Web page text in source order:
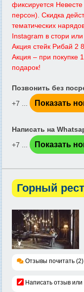
фиксируется
персон). Скидка
тематических
Instagram в стори или
Акция стейк Рибай 2
Акция – при покупке
подарок!
Позвонить без
+7 ...
Показать
Написать на
+7 ...
Показать
Горный
Отзывы почитать (2)
Написать отзыв или